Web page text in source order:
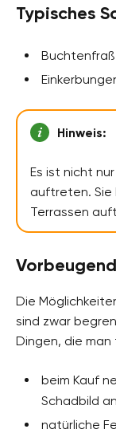
Typisches
Buchtenfraß
Hinweis:
Es ist nicht
auftreten. Sie
Terrassen
Die
sind zwar
Dingen, die man
beim Kauf
Schadbild
natürliche